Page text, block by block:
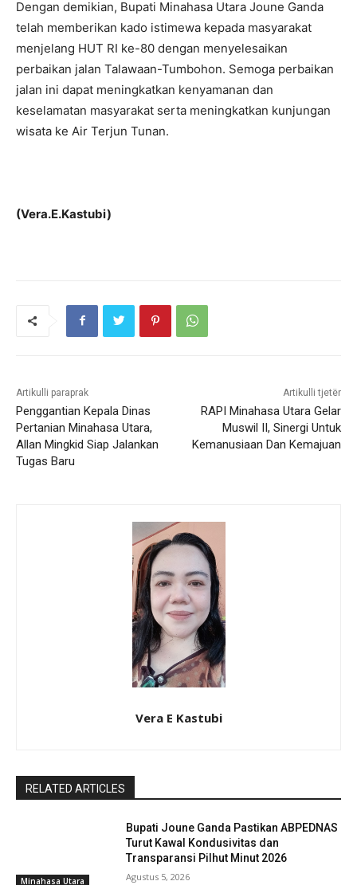
Dengan demikian, Bupati Minahasa Utara Joune Ganda
telah memberikan kado istimewa kepada masyarakat
menjelang HUT RI ke-80 dengan menyelesaikan
perbaikan jalan Talawaan-Tumbohon. Semoga perbaikan
jalan ini dapat meningkatkan kenyamanan dan
keselamatan masyarakat serta meningkatkan kunjungan
wisata ke Air Terjun Tunan.
(Vera.E.Kastubi)
Artikulli paraprak
Penggantian Kepala Dinas
Pertanian Minahasa Utara,
Allan Mingkid Siap Jalankan
Tugas Baru
Artikulli tjetër
RAPI Minahasa Utara Gelar
Muswil II, Sinergi Untuk
Kemanusiaan Dan Kemajuan
Vera E Kastubi
RELATED ARTICLES
Minahasa Utara
Bupati Joune Ganda Pastikan ABPEDNAS
Turut Kawal Kondusivitas dan
Transparansi Pilhut Minut 2026
Agustus 5, 2026